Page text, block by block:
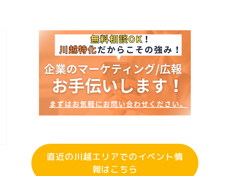
直近の川越エリアでのイベント情
報はこちら